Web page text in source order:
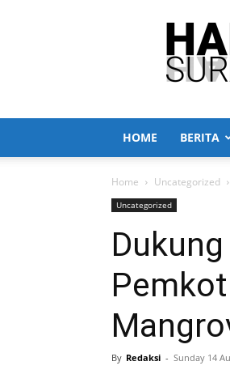
HOME BERITA
Home Uncategorized
Uncategorized
By Redaksi - Sunday 14